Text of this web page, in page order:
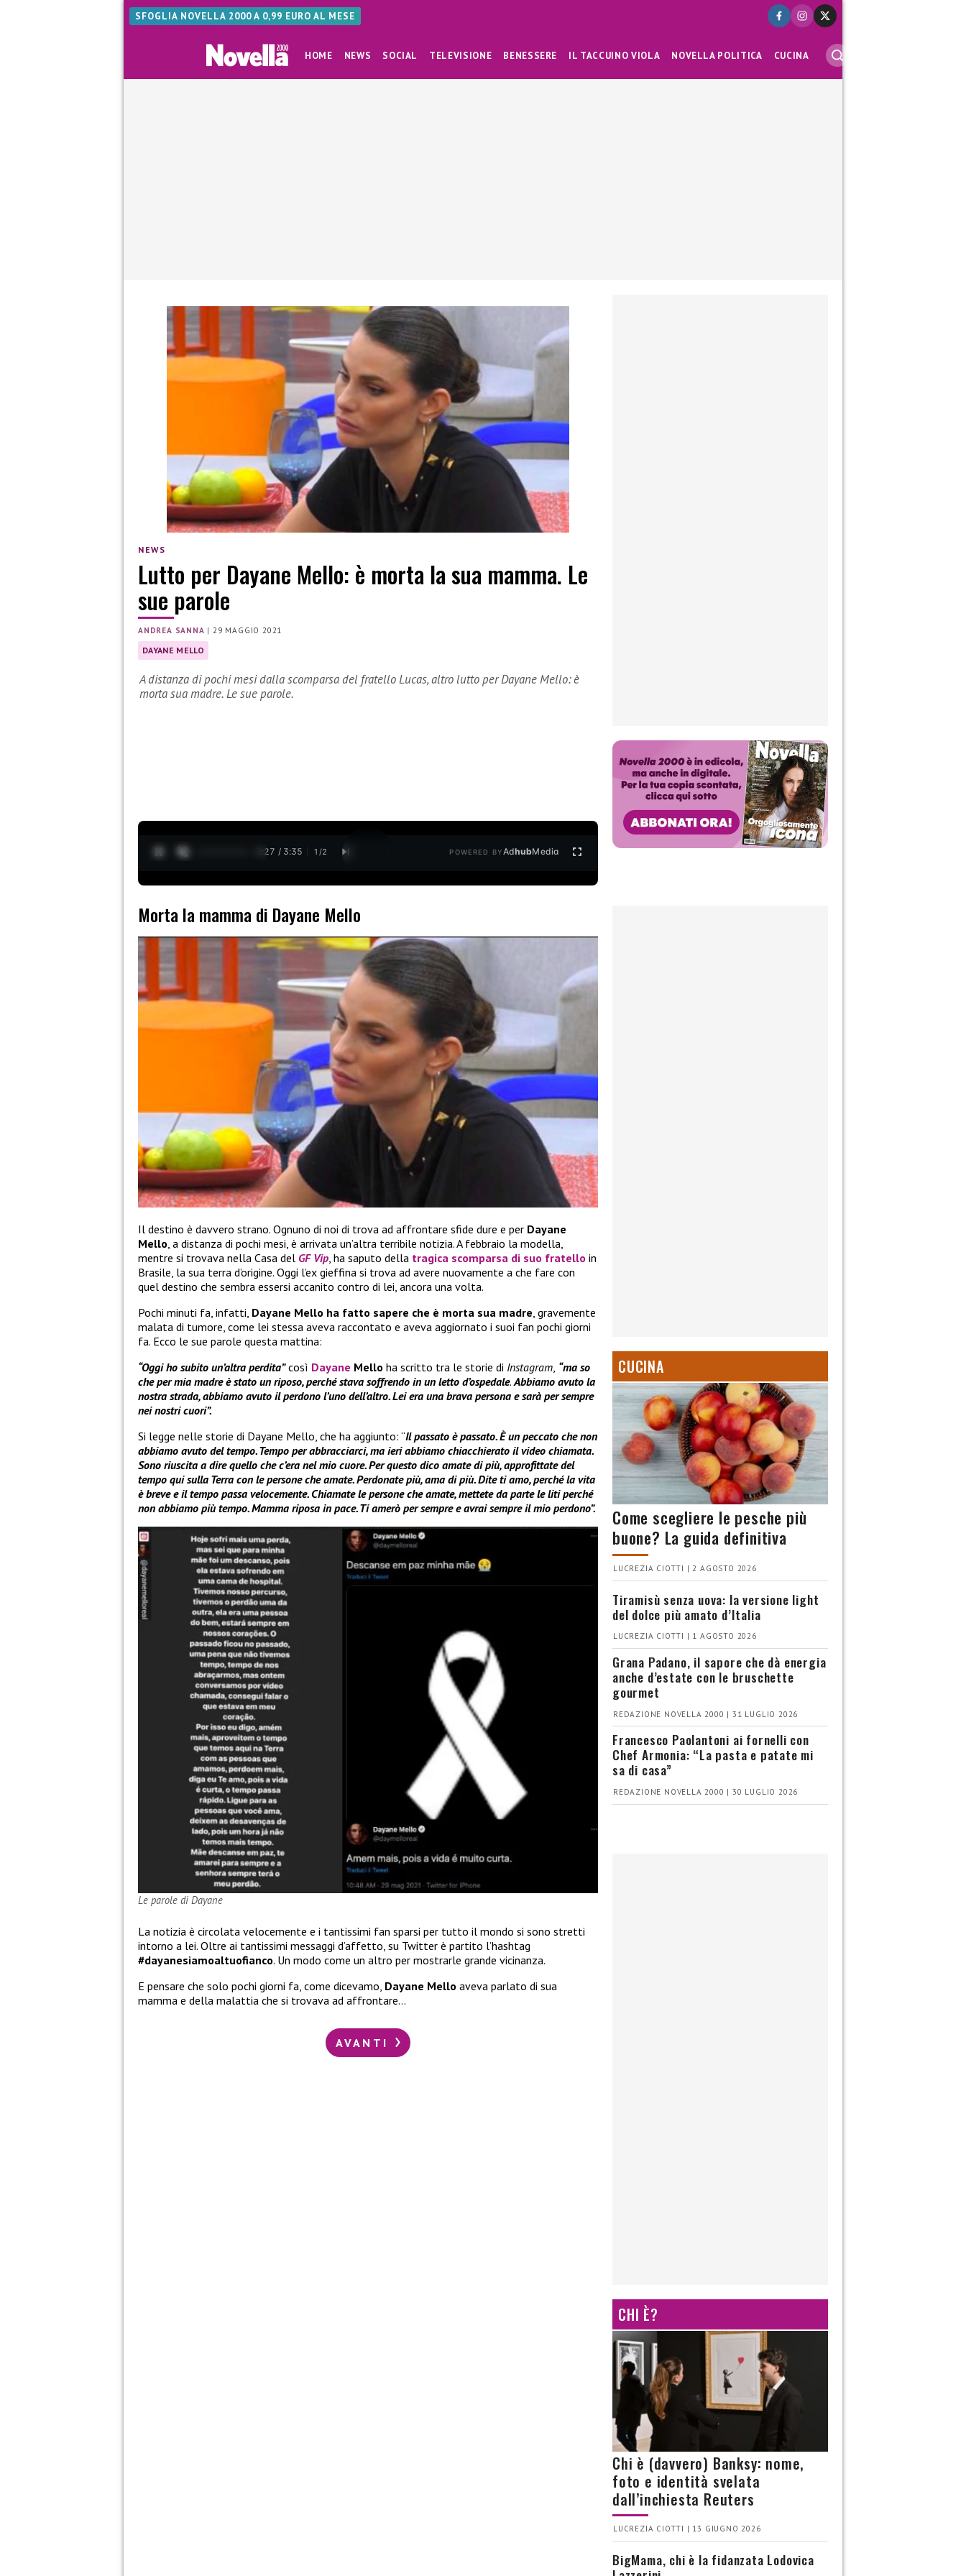
SFOGLIA NOVELLA 2000 A 0,99 EURO AL MESE
HOME NEWS SOCIAL TELEVISIONE BENESSERE IL TACCUINO VIOLA NOVELLA POLITICA CUCINA
NEWS
Lutto per Dayane Mello: è morta la sua mamma. Le
sue parole
ANDREA SANNA |29 MAGGIO 2021
DAYANE MELLO
A distanza di pochi mesi dalla scomparsa del fratello Lucas, altro lutto per Dayane Mello: è
morta sua madre. Le sue parole.
0:28 / 3:35 1 /2 POWERED BYAdhubMedia
Morta la mamma di Dayane Mello
Il destino è davvero strano. Ognuno di noi di trova ad affrontare sfide dure e per Dayane
Mello, a distanza di pochi mesi, è arrivata un’altra terribile notizia. A febbraio la modella,
mentre si trovava nella Casa del GF Vip, ha saputo della tragica scomparsa di suo fratello in
Brasile, la sua terra d’origine. Oggi l’ex gieffina si trova ad avere nuovamente a che fare con
quel destino che sembra essersi accanito contro di lei, ancora una volta.
Pochi minuti fa, infatti, Dayane Mello ha fatto sapere che è morta sua madre, gravemente
malata di tumore, come lei stessa aveva raccontato e aveva aggiornato i suoi fan pochi giorni
fa. Ecco le sue parole questa mattina:
“Oggi ho subito un’altra perdita” così Dayane Mello ha scritto tra le storie di Instagram, “ma so
che per mia madre è stato un riposo, perché stava soffrendo in un letto d’ospedale.Abbiamo avuto la
nostra strada, abbiamo avuto il perdono l’uno dell’altro. Lei era una brava persona e sarà per sempre
nei nostri cuori”.
Si legge nelle storie di Dayane Mello, che ha aggiunto: “Il passato è passato. È un peccato che non
abbiamo avuto del tempo. Tempo per abbracciarci, ma ieri abbiamo chiacchierato il video chiamata.
Sono riuscita a dire quello che c’era nel mio cuore. Per questo dico amate di più, approfittate del
tempo qui sulla Terra con le persone che amate. Perdonate più, ama di più. Dite ti amo, perché la vita
è breve e il tempo passa velocemente. Chiamate le persone che amate, mettete da parte le liti perché
non abbiamo più tempo. Mamma riposa in pace. Ti amerò per sempre e avrai sempre il mio perdono”.
Le parole di Dayane
La notizia è circolata velocemente e i tantissimi fan sparsi per tutto il mondo si sono stretti
intorno a lei. Oltre ai tantissimi messaggi d’affetto, su Twitter è partito l’hashtag
#dayanesiamoaltuofianco. Un modo come un altro per mostrarle grande vicinanza.
E pensare che solo pochi giorni fa, come dicevamo, Dayane Mello aveva parlato di sua
mamma e della malattia che si trovava ad affrontare…
AVANTI
CUCINA
Come scegliere le pesche più
buone? La guida definitiva
LUCREZIA CIOTTI | 2 AGOSTO 2026
Tiramisù senza uova: la versione light
del dolce più amato d’Italia
LUCREZIA CIOTTI | 1 AGOSTO 2026
Grana Padano, il sapore che dà energia
anche d’estate con le bruschette
gourmet
REDAZIONE NOVELLA 2000 | 31 LUGLIO 2026
Francesco Paolantoni ai fornelli con
Chef Armonia: “La pasta e patate mi
sa di casa”
REDAZIONE NOVELLA 2000 | 30 LUGLIO 2026
CHI È?
Chi è (davvero) Banksy: nome,
foto e identità svelata
dall’inchiesta Reuters
LUCREZIA CIOTTI | 13 GIUGNO 2026
BigMama, chi è la fidanzata Lodovica